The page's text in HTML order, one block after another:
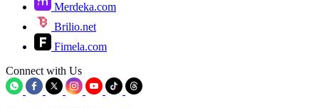
Merdeka.com
Brilio.net
Fimela.com
Connect with Us